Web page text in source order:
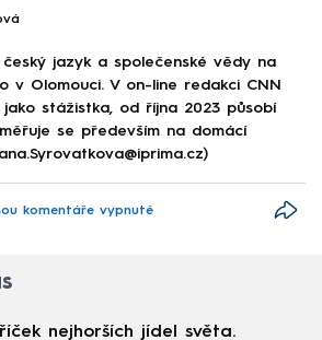
český jazyk a společenské vědy na
v Olomouci. V on-line redakci CNN
jako stážistka, od října 2023 působí
se především na domácí
komentáře vypnuté
nejhorších jídel světa.